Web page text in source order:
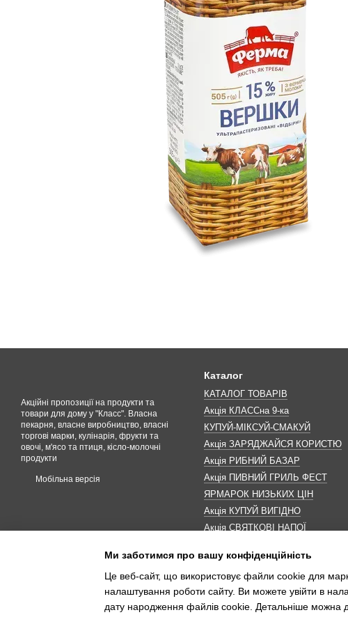
Акційні пропозиції на продукти та
товари для дому у "Класс". Власна
пекарня, власне виробництво, власні
торгові марки, кулінарія, фрукти та
овочі, м'ясо та птиця, кісло-молочні
продукти
Мобільна версія
Каталог
КАТАЛОГ ТОВАРІВ
Акція КЛАССна 9-ка
КУПУЙ-МІКСУЙ-СМАКУЙ
Акція ЗАРЯДЖАЙСЯ КОРИСТЮ
Акція РИБНИЙ БАЗАР
Акція ПИВНИЙ ГРИЛЬ ФЕСТ
ЯРМАРОК НИЗЬКИХ ЦІН
Акція КУПУЙ ВИГІДНО
Акція СВЯТКОВІ НАПОЇ
Акція ДО МАКОВЕЯ
ІНШІ АКЦІЇ
Ми заботимся про вашу конфіденційність
Це веб-сайт, що використовує файли cookie для
налаштування роботи сайту. Ви можете увійти в
дату народження файлів cookie. Детальніше можна